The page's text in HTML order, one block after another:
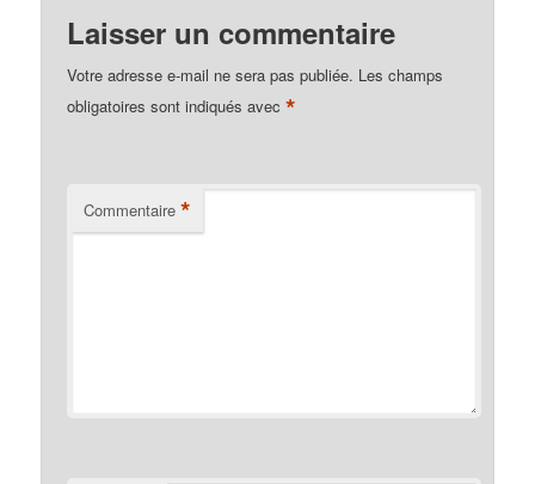
Laisser un commentaire
Votre adresse e-mail ne sera pas publiée. Les champs
obligatoires sont indiqués avec*
Commentaire *